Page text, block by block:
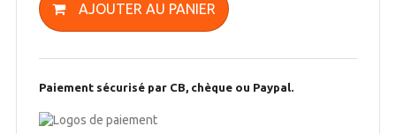
AJOUTER AU PANIER
Paiement sécurisé par CB, chèque ou Paypal.